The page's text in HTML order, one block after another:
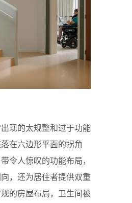
现的太规整和过于功能
在六边形平面的拐角
令人惊叹的功能布局，
，还为居住者提供双重
的房屋布局，卫生间被